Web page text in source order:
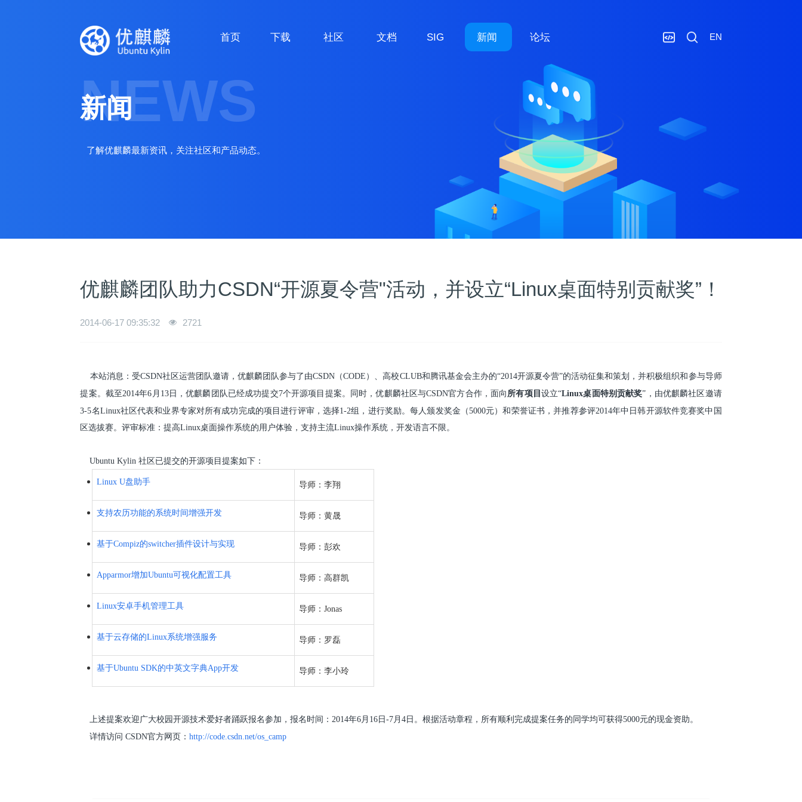
首页 下载 社区 文档 SIG 新闻 论坛 EN
NEWS
新闻
了解优麒麟最新资讯，关注社区和产品动态。
优麒麟团队助力CSDN“开源夏令营"活动，并设立“Linux桌面特别贡献奖”！
2014-06-17 09:35:32 2721
本站消息：受CSDN社区运营团队邀请，优麒麟团队参与了由CSDN（CODE）、高校CLUB和腾讯基金会主办的“2014开源夏令营”的活动征集和策划，并积极组织和参与导师
提案。截至2014年6月13日，优麒麟团队已经成功提交7个开源项目提案。
同时，优麒麟社区与CSDN官方合作，面向 所有项目 设立“Linux桌面特别贡献奖”，由优麒麟社区邀请
3-5名Linux社区代表和业界专家对所有成功完成的项目进行评审，选择1-2组，进行奖励。每人颁发奖金（5000元）和荣誉证书，并推荐参评2014年中日韩开源软件竞赛奖中国
区选拔赛。评审标准：提高Linux桌面操作系统的用户体验，支持主流Linux操作系统，开发语言不限。
Ubuntu Kylin 社区已提交的开源项目提案如下：
Linux U盘助手 导师：李翔
支持农历功能的系统时间增强开发 导师：黄晟
基于Compiz的switcher插件设计与实现 导师：彭欢
Apparmor增加Ubuntu可视化配置工具 导师：高群凯
Linux安卓手机管理工具 导师：Jonas
基于云存储的Linux系统增强服务 导师：罗磊
基于Ubuntu SDK的中英文字典App开发 导师：李小玲
上述提案欢迎广大校园开源技术爱好者踊跃报名参加，报名时间：2014年6月16日-7月4日。根据活动章程，所有顺利完成提案任务的同学均可获得5000元的现金资助。
详情访问 CSDN官方网页：http://code.csdn.net/os_camp